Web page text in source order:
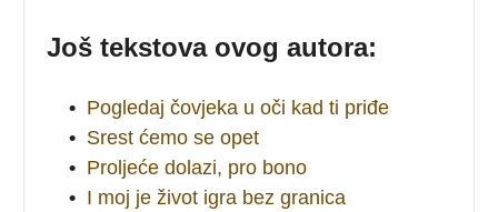
Još tekstova ovog autora:
• Pogledaj čovjeka u oči kad ti priđe
• Srest ćemo se opet
• Proljeće dolazi, pro bono
• I moj je život igra bez granica